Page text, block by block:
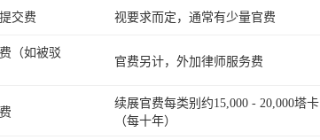
交费 视要求而定，通常有少量官费
（如被驳
官费另计，外加律师服务费
续展官费每类别约15,000 - 20,000塔卡
（每十年）